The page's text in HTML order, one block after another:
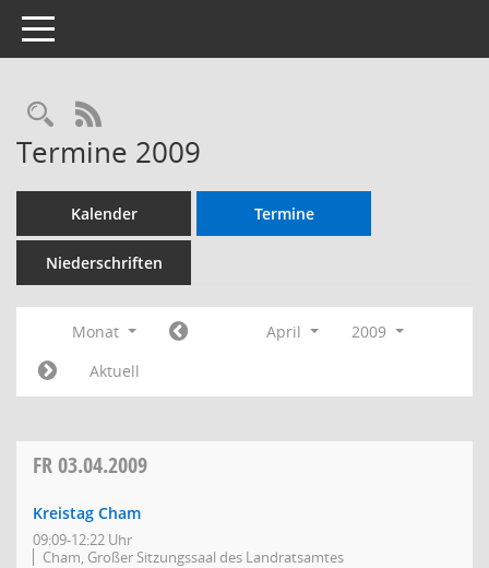
Toggle navigation
RSS-Feed
Termine 2009
Kalender Termine
Niederschriften
Monat April
2009
Aktuell
FR03.04.2009
Kreistag Cham
09:09-12:22 Uhr
Cham, Großer Sitzungssaal des Landratsamtes